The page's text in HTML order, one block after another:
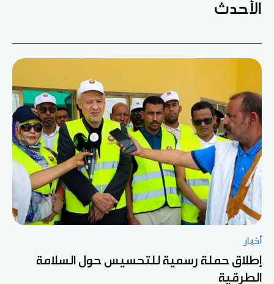
الأحدث
أخبار
إطلاق حملة رسمية للتحسيس حول السلامة
الطرقية